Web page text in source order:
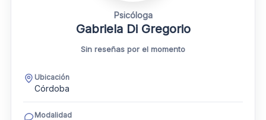
Psicóloga
Gabriela Di Gregorio
Sin reseñas por el momento
Ubicación
Córdoba
Modalidad